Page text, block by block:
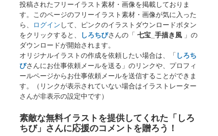
投稿されたフリーイラスト素材・画像を掲載しておりま
す。このページのフリーイラスト素材・画像が気に入った
ら、
ログイン して、ピンクのイラストダウンロードボタン
をクリックすると、
しろちびさんの「 七宝_手描き風 」の
ダウンロードが開始されます。
オリジナルイラストの作成を依頼したい場合は、「 しろち
びさんにお仕事依頼メールを送る」のリンクや、プロフィ
ールページからお仕事依頼メールを送信することができま
す。（リンクが表示されていない場合はイラストレーター
さんが非表示の設定中です）
素敵な無料イラストを提供してくれた「しろ
ちび」さんに応援のコメントを贈ろう！